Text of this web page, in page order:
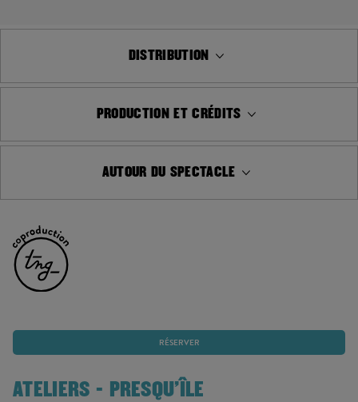
DISTRIBUTION
PRODUCTION ET CRÉDITS
AUTOUR DU SPECTACLE
RÉSERVER
ATELIERS - PRESQU'ÎLE